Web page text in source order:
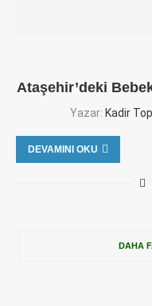
Ataşehir’deki
Yazar: Kadir
DEVAMINI OKU
DAHA